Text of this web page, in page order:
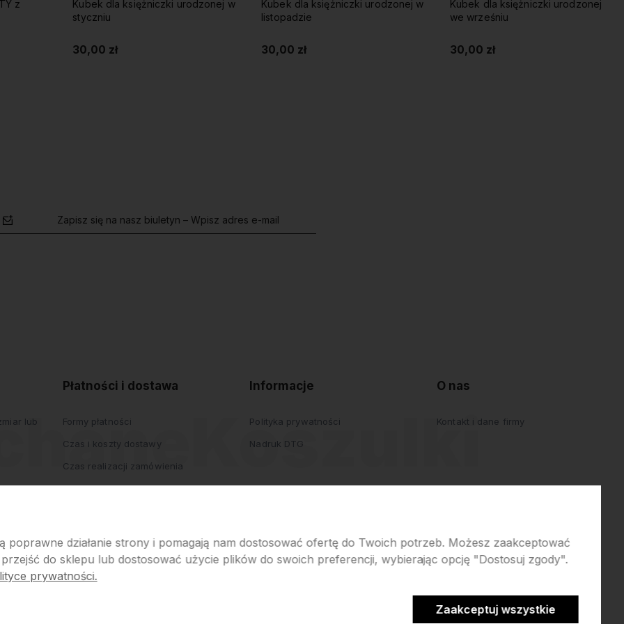
z
Kubek dla księżniczki urodzonej w
styczniu
30,00 zł
Kubek dla księżniczki urodzonej w
listopadzie
30,00 zł
Kubek dla księżniczki urodzonej
we wrześniu
30,00 zł
Zapisz się na nasz biuletyn – Wpisz adres e-mail
lub
Płatności i dostawa
Formy płatności
Czas i koszty dostawy
Czas realizacji zamówienia
Informacje
Polityka prywatności
Nadruk DTG
O nas
Kontakt i dane firmy
poprawne działanie strony i pomagają nam dostosować ofertę do Twoich potrzeb. Możesz zaakceptować
do sklepu lub dostosować użycie plików do swoich preferencji, wybierając opcję "Dostosuj zgody".
prywatności.
Zaakceptuj wszystkie